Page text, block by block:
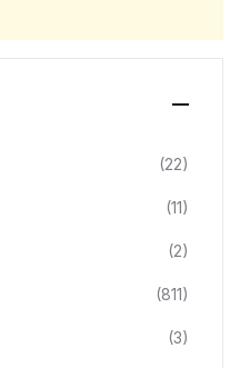
(22)
(11)
(2)
(811)
(3)